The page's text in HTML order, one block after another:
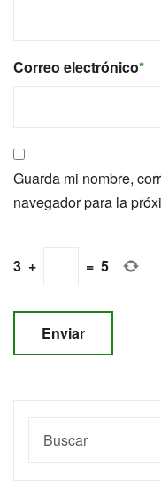
Correo electrónico*
Guarda mi nombre,
navegador para la
3 + = 5